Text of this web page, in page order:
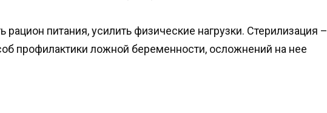
рацион питания, усилить физические нагрузки. Стерилизация –
профилактики ложной беременности, осложнений на нее